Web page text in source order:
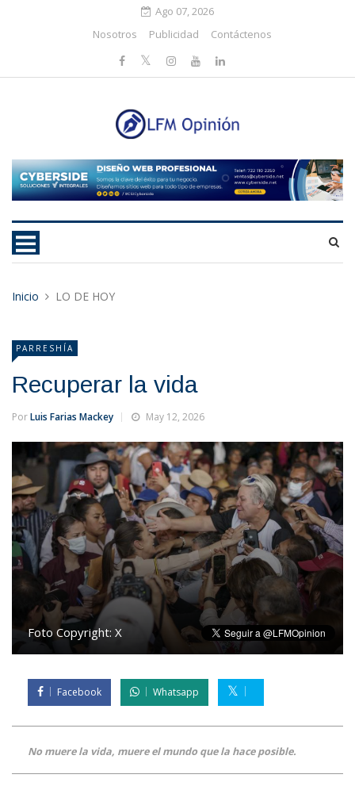
Ago 07, 2026
Nosotros
Publicidad Contáctenos
Inicio LO DE HOY
PARRESHÍA
Recuperar la vida
PorLuis Farias Mackey May 12, 2026
Foto Copyright: X
Facebook Whatsapp
No muere la vida, muere el mundo que la hace posible.